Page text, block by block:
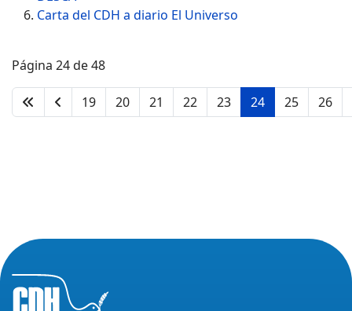
Carta del CDH a diario El Universo
Página 24 de 48
19 20 21 22 23 24 25 26